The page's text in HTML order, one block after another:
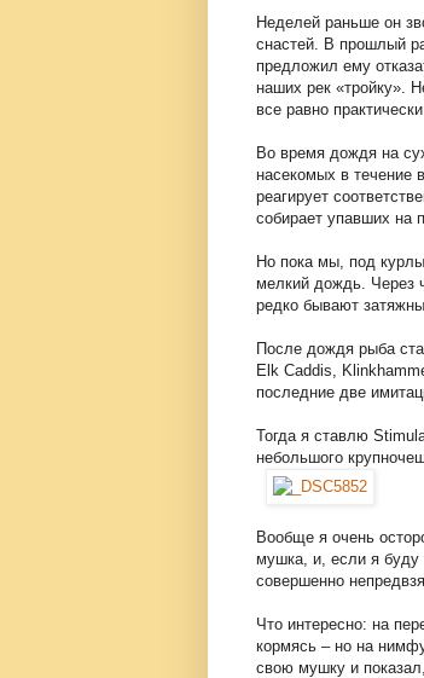
Неделей раньше он
снастей. В прошлый
предложил ему
наших рек «тройку».
все равно
Во время дождя на
насекомых в течение
реагирует
собирает упавших на
Но пока мы, под
мелкий дождь. Через
редко бывают
После дождя рыба
Elk Caddis,
последние две
Тогда я ставлю
небольшого
Вообще я очень
мушка, и, если я буду
совершенно
Что интересно: на
кормясь – но на
свою мушку и